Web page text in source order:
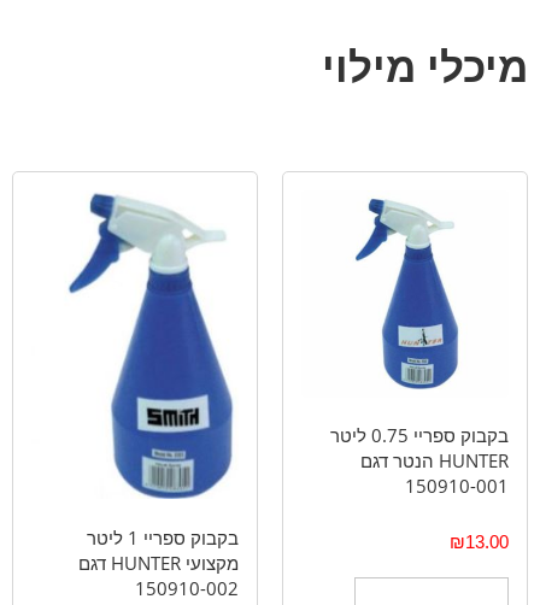
מיכלי מילוי
בקבוק ספריי 0.75 ליטר
HUNTER הנטר דגם
150910-001
₪13.00
בקבוק ספריי 1 ליטר
מקצועי HUNTER דגם
150910-002